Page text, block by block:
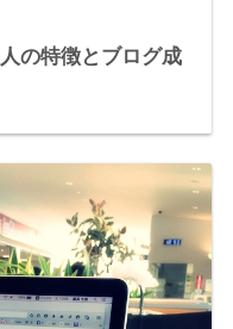
の特徴とブログ成